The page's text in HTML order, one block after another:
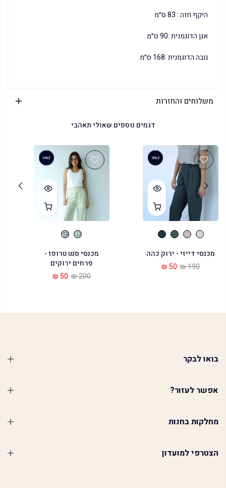
היקף חזה : 83 ס״מ
אגן הדוגמנית :90 ס״מ
גובה הדוגמנית :168 ס״מ
משלוחים והחזרות
דגמים נוספים שאולי תאהבי
SALE
מכנסי דייזי - ירוק כהה
190 ₪
50 ₪
SALE
מכנסי סנט טרופז -
פרחים ירוקים
200 ₪
50 ₪
בואו לבקר
אפשר לעזור?
מחלקות בחנות
הצטרפי למועדון